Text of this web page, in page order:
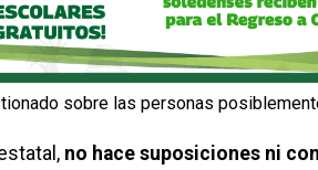
sobre las personas
no hace suposiciones ni